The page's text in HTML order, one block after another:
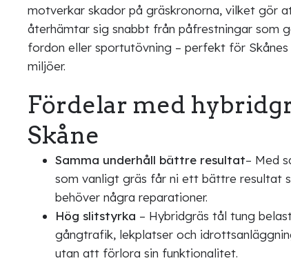
motverkar skador på gräskronorna, vilket gör
återhämtar sig snabbt från påfrestningar som
fordon eller sportutövning – perfekt för Skånes
miljöer.
Fördelar med
Skåne
Samma underhåll bättre resultat– Med
som vanligt gräs får ni ett bättre resultat
behöver några reparationer.
Hög slitstyrka – Hybridgräs tål tung
gångtrafik, lekplatser och
utan att förlora sin funktionalitet.